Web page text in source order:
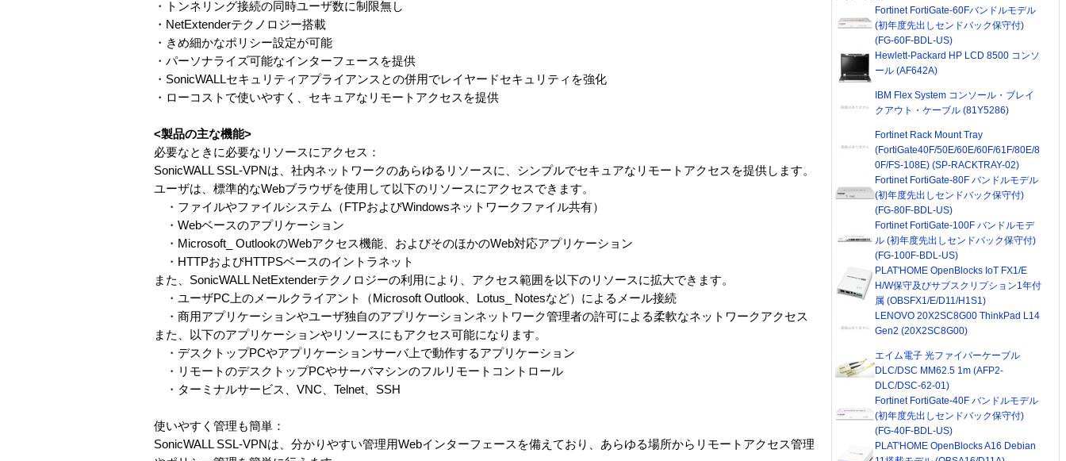
・トンネリング接続の同時ユーザ数に制限無し
・NetExtenderテクノロジー搭載
・きめ細かなポリシー設定が可能
・パーソナライズ可能なインターフェースを提供
・SonicWALLセキュリティアプライアンスとの併用でレイヤードセキュリティを強化
・ローコストで使いやすく、セキュアなリモートアクセスを提供
<製品の主な機能>
必要なときに必要なリソースにアクセス：
SonicWALL SSL-VPNは、社内ネットワークのあらゆるリソースに、シンプルでセキュアなリモートアクセスを提供します。
ユーザは、標準的なWebブラウザを使用して以下のリソースにアクセスできます。
・ファイルやファイルシステム（FTPおよびWindowsネットワークファイル共有）
・Webベースのアプリケーション
・Microsoft_ OutlookのWebアクセス機能、およびそのほかのWeb対応アプリケーション
・HTTPおよびHTTPSベースのイントラネット
また、SonicWALL NetExtenderテクノロジーの利用により、アクセス範囲を以下のリソースに拡大できます。
・ユーザPC上のメールクライアント（Microsoft Outlook、Lotus_ Notesなど）によるメール接続
・商用アプリケーションやユーザ独自のアプリケーションネットワーク管理者の許可による柔軟なネットワークアクセス
また、以下のアプリケーションやリソースにもアクセス可能になります。
・デスクトップPCやアプリケーションサーバ上で動作するアプリケーション
・リモートのデスクトップPCやサーバマシンのフルリモートコントロール
・ターミナルサービス、VNC、Telnet、SSH
使いやすく管理も簡単：
SonicWALL SSL-VPNは、分かりやすい管理用Webインターフェースを備えており、あらゆる場所からリモートアクセス管理
Fortinet FortiGate-60Fバンドルモデル
(初年度先出しセンドバック保守付)
(FG-60F-BDL-US)
Hewlett-Packard HP LCD 8500 コンソ
ール (AF642A)
IBM Flex System コンソール・ブレイ
クアウト・ケーブル (81Y5286)
Fortinet Rack Mount Tray
(FortiGate40F/50E/60E/60F/61F/80E/8
0F/FS-108E) (SP-RACKTRAY-02)
Fortinet FortiGate-80F バンドルモデル
(初年度先出しセンドバック保守付)
(FG-80F-BDL-US)
Fortinet FortiGate-100F バンドルモデ
ル (初年度先出しセンドバック保守付)
(FG-100F-BDL-US)
PLAT'HOME OpenBlocks IoT FX1/E
H/W保守及びサブスクリプション1年付
属 (OBSFX1/E/D11/H1S1)
LENOVO 20X2SC8G00 ThinkPad L14
Gen2 (20X2SC8G00)
エイム電子 光ファイバーケーブル
DLC/DSC MM62.5 1m (AFP2-
DLC/DSC-62-01)
Fortinet FortiGate-40F バンドルモデル
(初年度先出しセンドバック保守付)
(FG-40F-BDL-US)
PLAT'HOME OpenBlocks A16 Debian